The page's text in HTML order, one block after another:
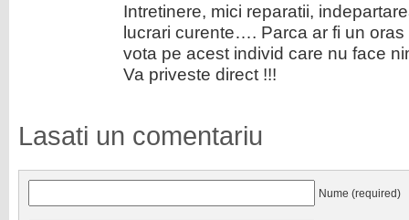
Intretinere, mici reparatii,
lucrari curente…. Parca ar fi un
vota pe acest individ care nu face
Va priveste direct !!!
Lasati un comentariu
Nume (required)